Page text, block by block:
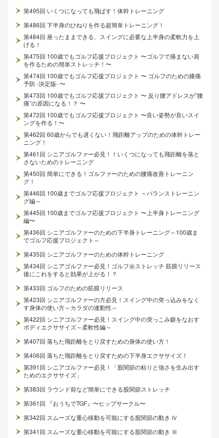
第495回 いくつになっても飛ばす！体幹トレーニング
第486回 下半身のひねりを作る超簡単トレーニング！
第484回 座ったままできる、スイングに必要な上半身の柔軟力を上
げる！
第475回 100歳でもゴルフ応援プロジェクト 〜ゴルフで痛まない肩
を作るための簡単ストレッチ！〜
第474回 100歳でもゴルフ応援プロジェクト 〜 ゴルフのための膝痛
予防 -決定版- 〜
第473回 100歳でもゴルフ応援プロジェクト 〜 反り腰アドレスが”腰
痛”の原因になる！？ 〜
第472回 100歳でもゴルフ応援プロジェクト 〜良い姿勢が良いスイ
ングを作る！〜
第462回 60歳からでも遅くない！飛距離アップのための体幹トレー
ニング！
第461回 シニアゴルファー必見！！いくつになっても飛距離を落と
さないためのトレーニング
第450回 簡単にできる！ゴルファーのための腰痛改善トレーニン
グ！
第446回 100歳までゴルフ応援プロジェクト ～バランストレーニン
グ編～
第445回 100歳までゴルフ応援プロジェクト 〜上半身トレーニング
編〜
第436回 シニアゴルファーのための下半身トレーニング～100歳ま
でゴルフ応援プロジェクト～
第435回 シニアゴルファーのための体幹トレーニング
第434回 シニアゴルファー必見！ゴルフ㊙ストレッチ 筋膜リリース
後にこれをすると効果が上がる！？
第433回 ゴルフのための筋膜リリース
第423回 シニアゴルファーの方必見！スイング中の突っ込みをなく
す身体の使い方～カラダの連動性～
第422回 シニアゴルファー必見！スイング中の突っこみ癖をなおす
ボディエクササイズ～柔軟性編～
第407回 落ちた飛距離をとり戻すための身体の使い方！
第406回 落ちた飛距離をとり戻すための下半身エクササイズ！
第391回 シニアゴルファー必見！「股関節の粘りと強さを生み出す
ためのエクササイズ」
第383回 ラウンド前など簡単にできる股関節ストレッチ
第361回 『おうちでTGF』〜ヒップサークル〜
第342回 スムーズな重心移動を可能にする股関節の動き Ⅳ
第341回 スムーズな重心移動を可能にする股関節の動き Ⅲ